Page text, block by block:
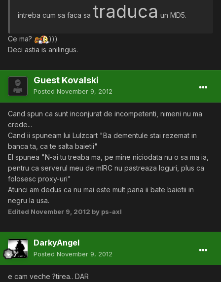
intreba cum sa faca sa traduca un MD5.
Ce ma?
)))
Deci astia is anilingus.
Guest Kovalski
Posted November 9, 2012
Cand spun ca sunt inconjurat de incompetenti, nimeni nu ma
crede...
Cand ii spuneam lui Lulzcart "Ba dementule stai rezemat in
banca ta, ca te salta baietii"
El spunea "N-ai tu treaba ma, pe mine niciodata nu o sa ma ia,
pentru ca serverul meu de mIRC nu pastreaza loguri, plus ca
folosesc proxy-uri"
Atunci am dedus ca nu mai este mult pana ii bate baietii in
negru la usa.
Edited November 9, 2012 by ps-axl
DarkyAngel
Posted November 9, 2012
e cam veche ?tirea.. DAR